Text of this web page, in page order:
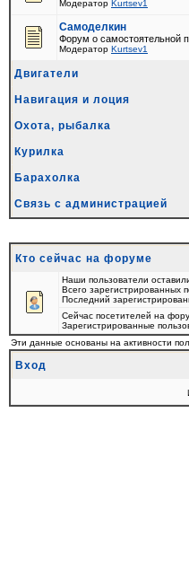
Модератор Kurtsev1
Самоделкин
Форум о самостоятельной
Модератор Kurtsev1
Двигатели
Навигация и лоция
Охота, рыбалка
Курилка
Барахолка
Связь с администрацией
Кто сейчас на форуме
Наши пользователи
Всего зарегистрированных
Последний
Сейчас посетителей на
Зарегистрированные
Эти данные основаны на активности
Вход